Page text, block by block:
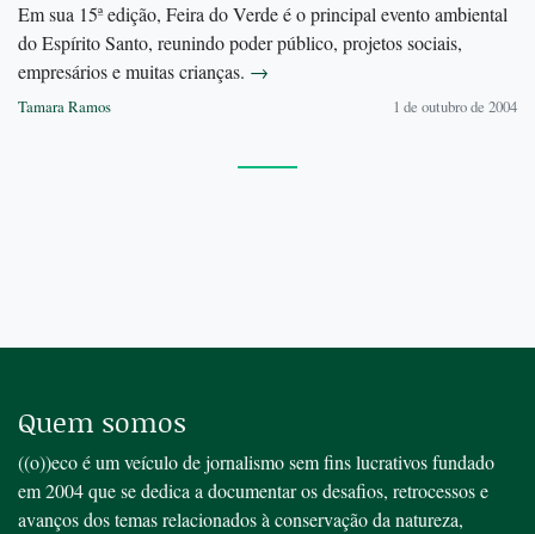
Em sua 15ª edição, Feira do Verde é o principal evento ambiental
do Espírito Santo, reunindo poder público, projetos sociais,
empresários e muitas crianças. →
Tamara Ramos 1 de outubro de 2004
Quem somos
((o))eco é um veículo de jornalismo sem fins lucrativos fundado
em 2004 que se dedica a documentar os desafios, retrocessos e
avanços dos temas relacionados à conservação da natureza,